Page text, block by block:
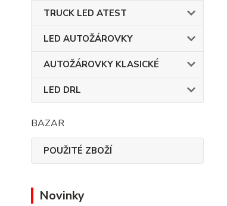
TRUCK LED ATEST
LED AUTOŽÁROVKY
AUTOŽÁROVKY KLASICKÉ
LED DRL
BAZAR
POUŽITÉ ZBOŽÍ
Novinky